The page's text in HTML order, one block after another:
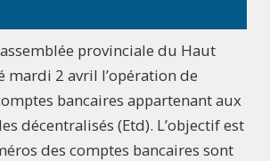
provinciale du Haut
mardi 2 avril l’opération de
bancaires appartenant aux
décentralisés (Etd). L’objectif est
des comptes bancaires sont